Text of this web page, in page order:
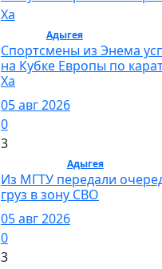
Адыгея/ Спорт
Спортсмены из Энема
на Кубке Европы по
Ха
05 авг 2026
0
3
Адыгея/ Общество
Из МГТУ передали
груз в зону СВО
05 авг 2026
0
3